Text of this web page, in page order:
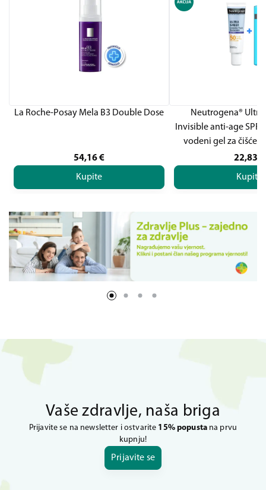
La Roche-Posay Mela B3 Double Dose
54,16€
Kupite
Neutrogena®
Invisible anti-age
vodeni gel za
22,83
Kupite
Vaše zdravlje, naša briga
Prijavite se na newsletter i ostvarite 15% popustana prvu
kupnju!
Prijavite se